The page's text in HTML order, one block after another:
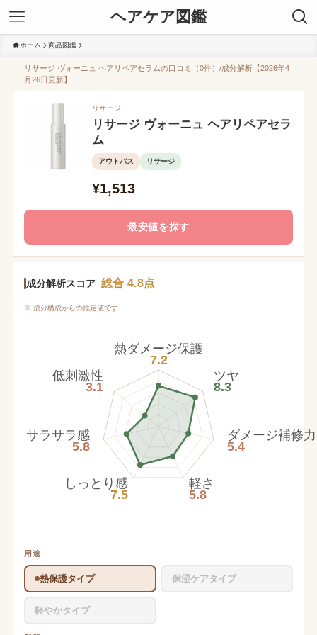
ヘアケア図鑑
ホーム 商品図鑑
リサージ ヴォーニュ ヘアリペアセラムの口コミ（0件）/成分解析【2026年4
月26日更新】
リサージ
リサージ ヴォーニュ ヘアリペアセラ
ム
アウトバス リサージ
¥1,513
最安値を探す
成分解析スコア 総合 4.8点
※ 成分構成からの推定値です
熱ダメージ保護
7.2
ツヤ
8.3
ダメージ補修力
5.4
軽さ
5.8
しっとり感
7.5
サラサラ感
5.8
低刺激性
3.1
用途
熱保護タイプ 保湿ケアタイプ
軽やかタイプ